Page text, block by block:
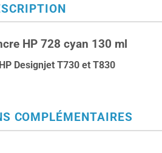
HP 728 cyan 130 ml
Designjet T730 et T830
COMPLÉMENTAIRES